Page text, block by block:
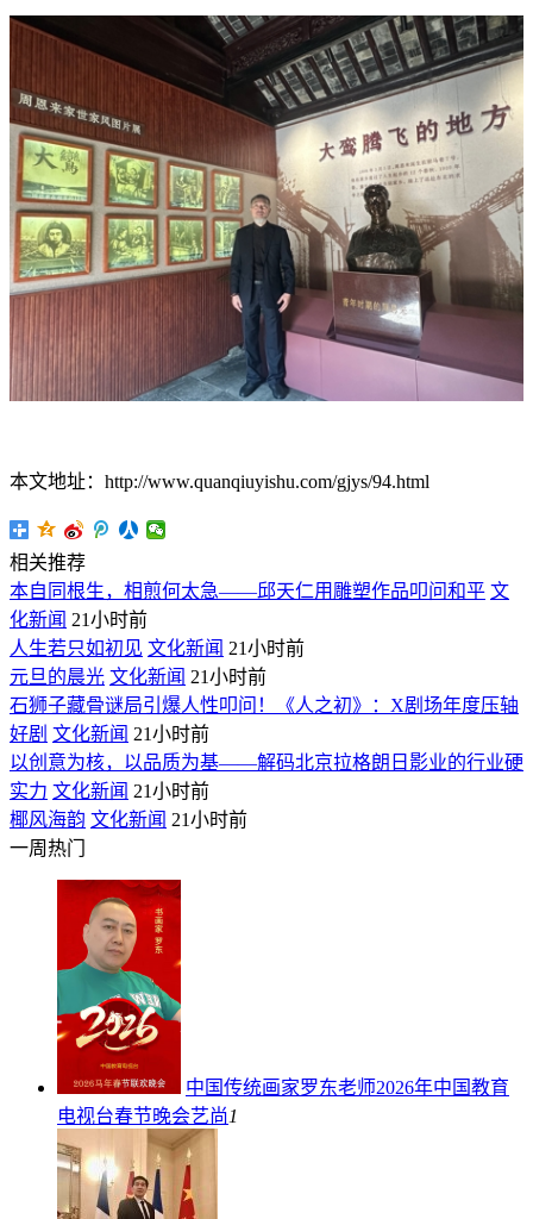
本文地址：http://www.quanqiuyishu.com/gjys/94.html
相关推荐
本自同根生，相煎何太急——邱天仁用雕塑作品叩问和平 文
化新闻 21小时前
人生若只如初见 文化新闻 21小时前
元旦的晨光 文化新闻 21小时前
石狮子藏骨谜局引爆人性叩问！《人之初》：X剧场年度压轴
好剧 文化新闻 21小时前
以创意为核，以品质为基——解码北京拉格朗日影业的行业硬
实力 文化新闻 21小时前
椰风海韵 文化新闻 21小时前
一周热门
中国传统画家罗东老师2026年中国教育
电视台春节晚会艺尚1